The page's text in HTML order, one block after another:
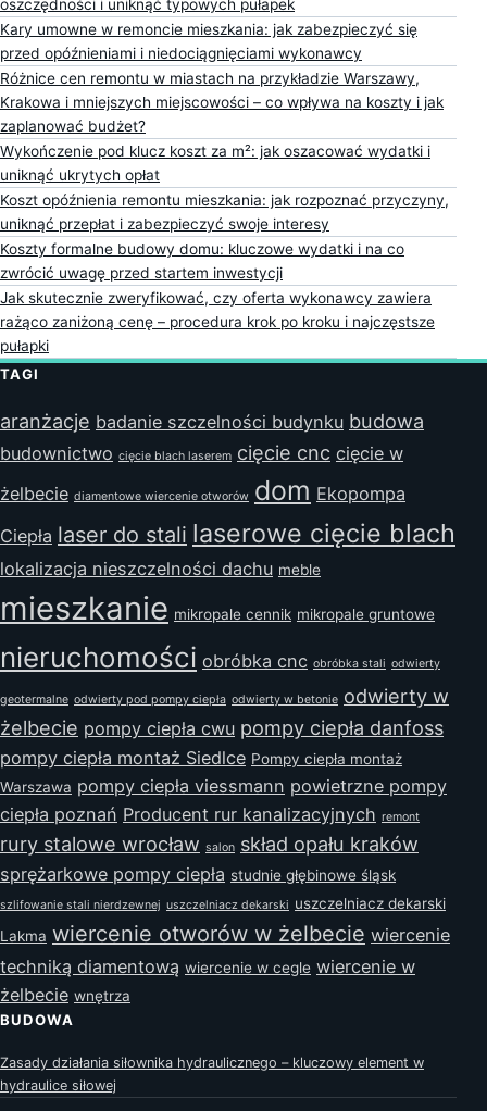
oszczędności i uniknąć typowych pułapek
Kary umowne w remoncie mieszkania: jak zabezpieczyć się
przed opóźnieniami i niedociągnięciami wykonawcy
Różnice cen remontu w miastach na przykładzie Warszawy,
Krakowa i mniejszych miejscowości – co wpływa na koszty i jak
zaplanować budżet?
Wykończenie pod klucz koszt za m²: jak oszacować wydatki i
uniknąć ukrytych opłat
Koszt opóźnienia remontu mieszkania: jak rozpoznać przyczyny,
uniknąć przepłat i zabezpieczyć swoje interesy
Koszty formalne budowy domu: kluczowe wydatki i na co
zwrócić uwagę przed startem inwestycji
Jak skutecznie zweryfikować, czy oferta wykonawcy zawiera
rażąco zaniżoną cenę – procedura krok po kroku i najczęstsze
pułapki
TAGI
aranżacje badanie szczelności budynku budowa
budownictwo cięcie blach laserem cięcie cnc cięcie w
żelbecie diamentowe wiercenie otworów dom Ekopompa
Ciepła laser do stali laserowe cięcie blach
lokalizacja nieszczelności dachu meble
mieszkanie mikropale cennik mikropale gruntowe
nieruchomości obróbka cnc obróbka stali odwierty
geotermalne odwierty pod pompy ciepła odwierty w betonie odwierty w
żelbecie pompy ciepła cwu pompy ciepła danfoss
pompy ciepła montaż Siedlce Pompy ciepła montaż
Warszawa pompy ciepła viessmann powietrzne pompy
ciepła poznań Producent rur kanalizacyjnych remont
rury stalowe wrocław salon skład opału kraków
sprężarkowe pompy ciepła studnie głębinowe śląsk
szlifowanie stali nierdzewnej uszczelniacz dekarski uszczelniacz dekarski
Lakma wiercenie otworów w żelbecie wiercenie
techniką diamentową wiercenie w cegle wiercenie w
żelbecie wnętrza
BUDOWA
Zasady działania siłownika hydraulicznego – kluczowy element w
hydraulice siłowej